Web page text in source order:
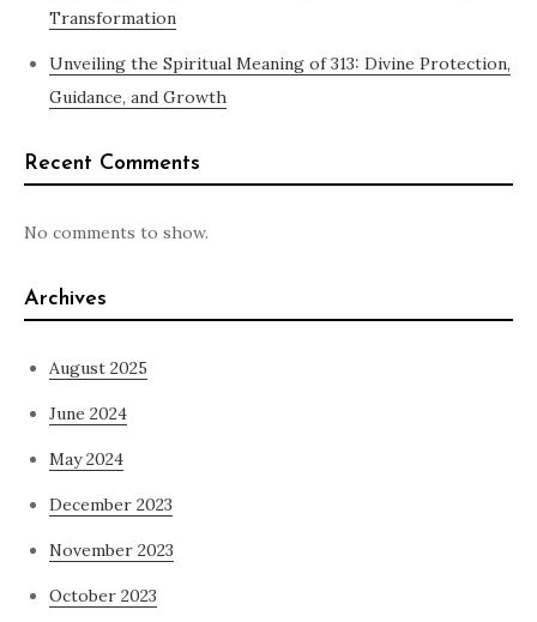
Transformation
Unveiling the Spiritual Meaning of 313: Divine Protection,
Guidance, and Growth
Recent Comments
No comments to show.
Archives
August 2025
June 2024
May 2024
December 2023
November 2023
October 2023